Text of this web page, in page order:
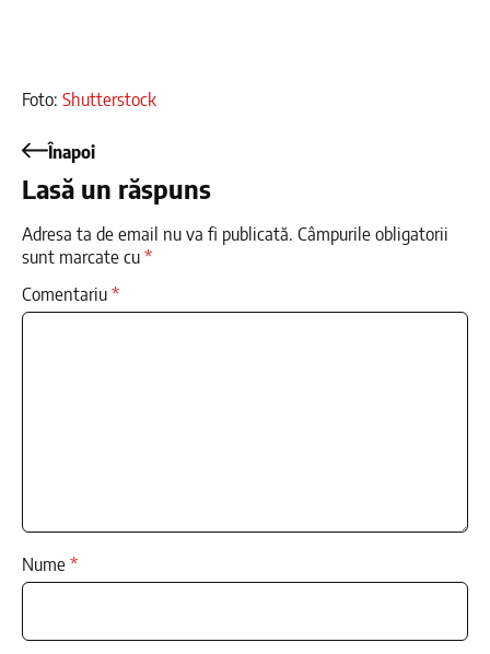
Foto: Shutterstock
Înapoi
Lasă un răspuns
Adresa ta de email nu va fi publicată. Câmpurile obligatorii
sunt marcate cu*
Comentariu*
Nume*